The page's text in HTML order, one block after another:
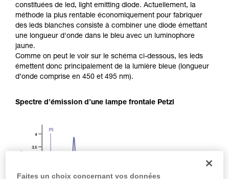
constituées de led, light emitting diode. Actuellement, la
méthode la plus rentable économiquement pour fabriquer
des leds blanches consiste à combiner une diode émettant
une longueur d'onde dans le bleu avec un luminophore
jaune.
Comme on peut le voir sur le schéma ci-dessous, les leds
émettent donc principalement de la lumière bleue (longueur
d’onde comprise en 450 et 495 nm).
Spectre d’émission d’une lampe frontale Petzl
Faites un choix concernant vos données